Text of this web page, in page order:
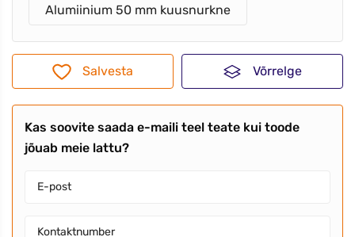
Alumiinium 50 mm kuusnurkne
Salvesta Võrrelge
Kas soovite saada e-maili teel teate kui toode
jõuab meie lattu?